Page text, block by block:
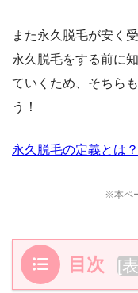
また永久脱毛が安く
永久脱毛をする前に
ていくため、そちら
う！
永久脱毛の定義とは
※本ペ
目次 [